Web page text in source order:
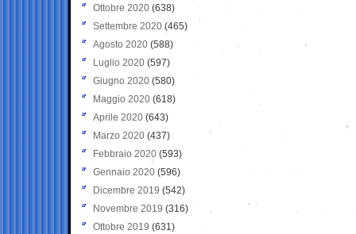
Ottobre 2020 (638)
Settembre 2020(465)
Agosto 2020 (588)
Luglio 2020 (597)
Giugno 2020 (580)
Maggio 2020 (618)
Aprile 2020 (643)
Marzo 2020 (437)
Febbraio 2020 (593)
Gennaio 2020 (596)
Dicembre 2019 (542)
Novembre 2019 (316)
Ottobre 2019 (631)